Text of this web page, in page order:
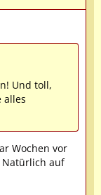
Und toll,
alles
Wochen vor
Natürlich auf